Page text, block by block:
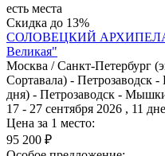
есть места
Скидка до 13%
СОЛОВЕЦКИЙ
Великая"
Москва / Санкт-Петербург
Сортавала) - Петрозаводск
дня) - Петрозаводск -
17 - 27 сентября 2026 , 11
Цена за 1 место:
95 200 ₽